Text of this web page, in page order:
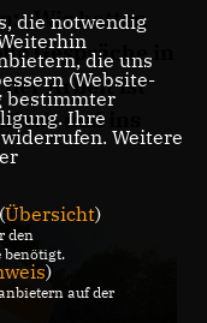
„Wir hatten
Gespräche in
der Arbeit ist
mal ins
die notwendig
die uns
(Website-
bestimmter
Ihre
Weitere
Übersicht)
den
benötigt.
)
auf der